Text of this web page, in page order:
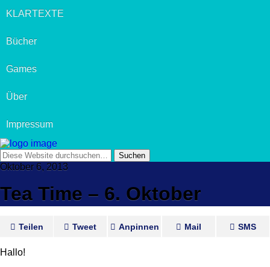
KLARTEXTE
Bücher
Games
Über
Impressum
Oktober 6, 2013
Tea Time – 6. Oktober
Teilen Tweet Anpinnen Mail SMS
Hallo!